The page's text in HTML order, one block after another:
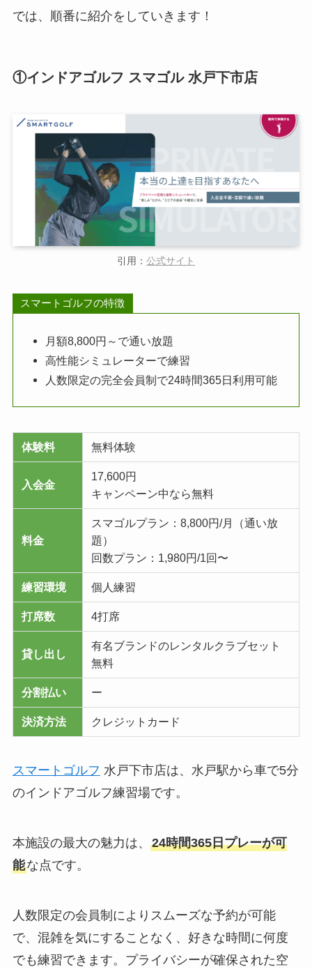
では、順番に紹介をしていきます！
①インドアゴルフ スマゴル 水戸下市店
引用： 公式サイト
スマートゴルフの特徴
月額8,800円～で通い放題
高性能シミュレーターで練習
人数限定の完全会員制で24時間365日利用可能
体験料 無料体験
入会金
17,600円
キャンペーン中なら無料
料金
スマゴルプラン：8,800円/月（通い放
題）
回数プラン：1,980円/1回〜
練習環境 個人練習
打席数 4打席
貸し出し
有名ブランドのレンタルクラブセット
無料
分割払い ー
決済方法 クレジットカード
スマートゴルフ 水戸下市店は、水戸駅から車で5分
のインドアゴルフ練習場です。
本施設の最大の魅力は、 24時間365日プレーが可
能な点です。
人数限定の会員制によりスムーズな予約が可能
で、混雑を気にすることなく、好きな時間に何度
でも練習できます。プライバシーが確保された空